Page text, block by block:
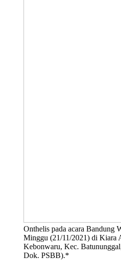
Onthelis pada acara Bandung
Minggu (21/11/2021) di Kiara
Kebonwaru, Kec.
Dok. PSBB).*